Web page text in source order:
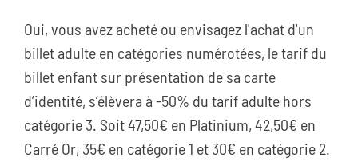
Oui, vous avez acheté ou envisagez l'achat d'un
billet adulte en catégories numérotées, le tarif du
billet enfant sur présentation de sa carte
d’identité, s’élèvera à -50% du tarif adulte hors
catégorie 3. Soit 47,50€ en Platinium, 42,50€ en
Carré Or, 35€ en catégorie 1 et 30€ en catégorie 2.